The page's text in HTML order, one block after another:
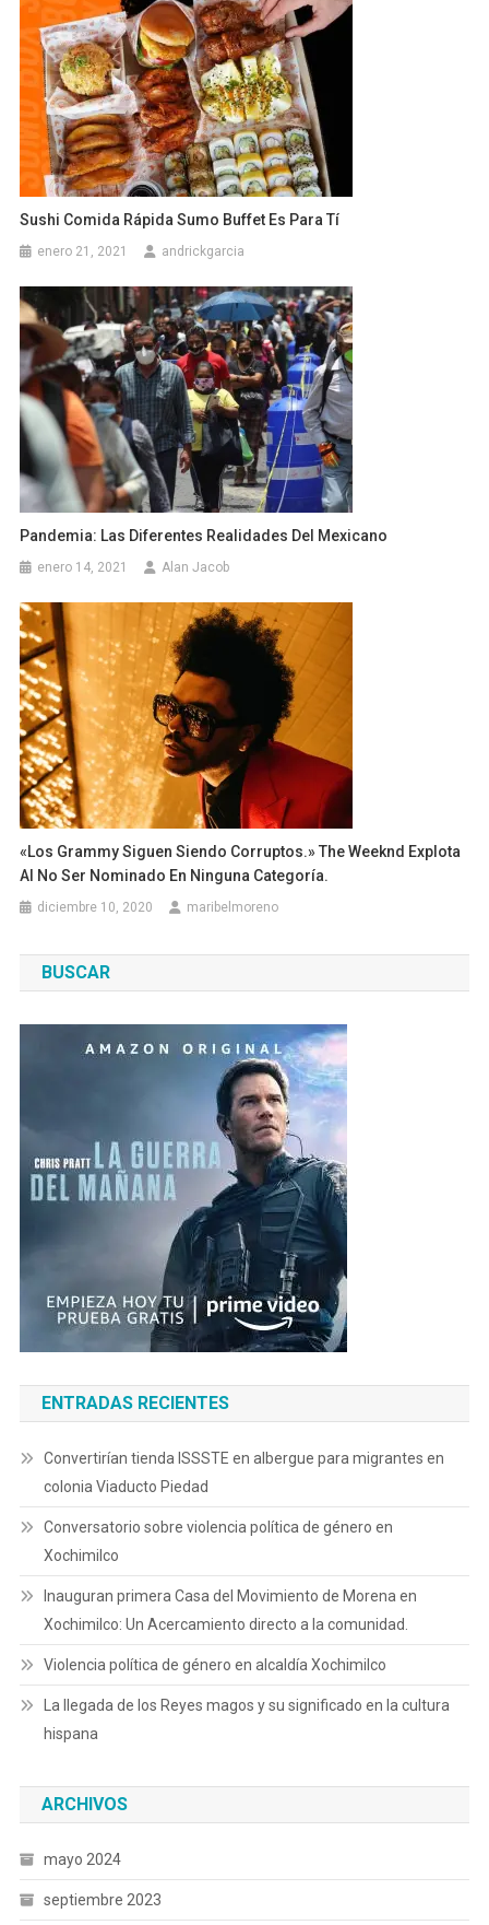
Sushi Comida Rápida Sumo Buffet Es Para Tí
enero 21, 2021 andrickgarcia
Pandemia: Las Diferentes Realidades Del Mexicano
enero 14, 2021 Alan Jacob
«Los Grammy Siguen Siendo Corruptos.» The Weeknd Explota
Al No Ser Nominado En Ninguna Categoría.
diciembre 10, 2020 maribelmoreno
BUSCAR
ENTRADAS RECIENTES
Convertirían tienda ISSSTE en albergue para migrantes en
colonia Viaducto Piedad
Conversatorio sobre violencia política de género en
Xochimilco
Inauguran primera Casa del Movimiento de Morena en
Xochimilco: Un Acercamiento directo a la comunidad.
Violencia política de género en alcaldía Xochimilco
La llegada de los Reyes magos y su significado en la cultura
hispana
ARCHIVOS
mayo 2024
septiembre 2023